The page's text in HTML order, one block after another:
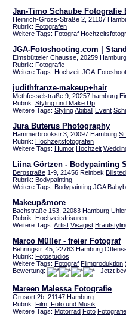
Jan-Timo Schaube Fotografie
Heinrich-Gross-Straße 2, 21107
Rubrik: Fotografen
Weitere Tags: Fotograf
JGA-Fotoshooting.com |
Eimsbütteler Chausse, 20259 Hamburg
Rubrik: Fotografie
Weitere Tags: Hochzeit JGA-
judithfranze-makeup+hair
Methfesselstraße 9, 20257 hamburg
Rubrik: Styling und Make Up
Weitere Tags: StylingAbiball Event
Jura Buterus Photography
Hammerbrookstr.3, 20097 Hamburg
Rubrik: Hochzeitsfotografen
Weitere Tags: Humor Hochzeit
Liina Görtzen - Bodypainting
Bergstraße 1-9, 21456 Reinbek
Rubrik: Bodypainting
Weitere Tags: Bodypainting JGA
Makeup&more
Bachstraße 153, 22083 Hamburg
Rubrik: Hochzeitsfrisuren
Weitere Tags: Artist Visagist
Marco Müller - freier Fotograf
Behringstr. 45, 22763 Hamburg
Rubrik: Fotostudios
Weitere Tags: Fotograf Filmproduktion
Bewertung:
Jetzt
Mareen Malessa Fotografie
Grusort 2b, 21147 Hamburg
Rubrik: Film, Foto und Musik
Weitere Tags: Motorrad Foto Fotografie